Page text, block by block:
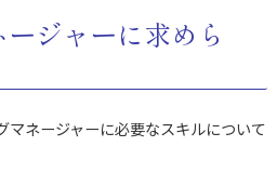
ジャーに求めら
マネージャーに必要なスキルについて